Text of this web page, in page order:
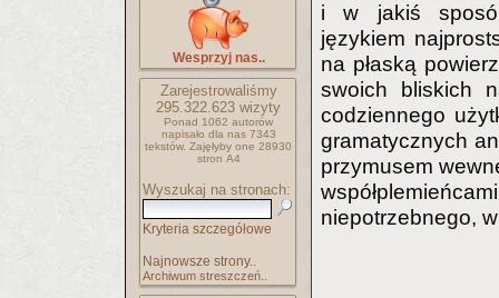
Wesprzyj nas..
Zarejestrowaliśmy
295.322.623 wizyty
Ponad 1062 autorów
napisało dla nas 7343
tekstów. Zajęłyby one 28930
stron A4
Wyszukaj na stronach:
Kryteria szczegółowe
Najnowsze strony..
Archiwum streszczeń..
i w jakiś
językiem
na płaską
swoich bliskich
codziennego
gramatycznych
przymusem
niepotrzebnego,